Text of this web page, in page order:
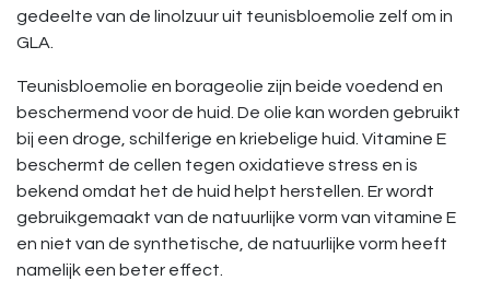
gedeelte van de linolzuur uit teunisbloemolie zelf om in
GLA.
Teunisbloemolie en borageolie zijn beide voedend en
beschermend voor de huid. De olie kan worden gebruikt
bij een droge, schilferige en kriebelige huid. Vitamine E
beschermt de cellen tegen oxidatieve stress en is
bekend omdat het de huid helpt herstellen. Er wordt
gebruikgemaakt van de natuurlijke vorm van vitamine E
en niet van de synthetische, de natuurlijke vorm heeft
namelijk een beter effect.